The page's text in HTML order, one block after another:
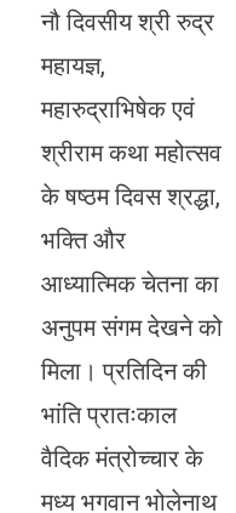
नौ दिवसीय श्री रुद्र
महायज्ञ,
महारुद्राभिषेक एवं
श्रीराम कथा महोत्सव
के षष्ठम दिवस श्रद्धा,
भक्ति और
आध्यात्मिक चेतना का
अनुपम संगम देखने को
मिला। प्रतिदिन की
भांति प्रातःकाल
वैदिक मंत्रोच्चार के
मध्य भगवान भोलेनाथ